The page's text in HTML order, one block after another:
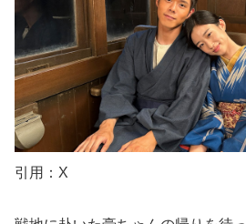
引用：X